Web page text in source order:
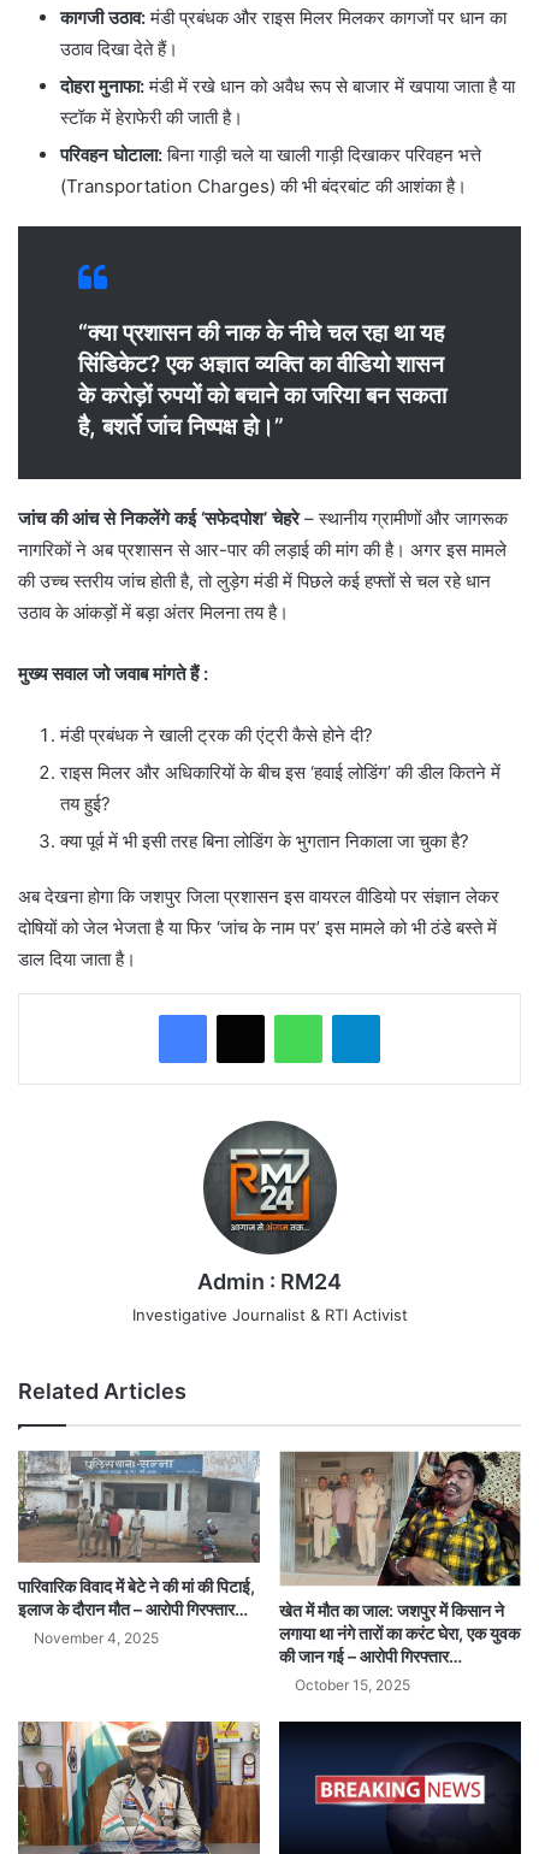
कागजी उठाव:मंडी प्रबंधक और राइस मिलर मिलकर कागजों पर धान का
उठाव दिखा देते हैं।
दोहरा मुनाफा:मंडी में रखे धान को अवैध रूप से बाजार में खपाया जाता है या
स्टॉक में हेराफेरी की जाती है।
परिवहन घोटाला:बिना गाड़ी चले या खाली गाड़ी दिखाकर परिवहन भत्ते
(Transportation Charges) की भी बंदरबांट की आशंका है।
“क्या प्रशासन की नाक के नीचे चल रहा था यह
सिंडिकेट? एक अज्ञात व्यक्ति का वीडियो शासन
के करोड़ों रुपयों को बचाने का जरिया बन सकता
है, बशर्ते जांच निष्पक्ष हो।”
जांच की आंच से निकलेंगे कई ‘सफेदपोश’ चेहरे– स्थानीय ग्रामीणों और जागरूक
नागरिकों ने अब प्रशासन से आर-पार की लड़ाई की मांग की है। अगर इस मामले
की उच्च स्तरीय जांच होती है, तो लुड़ेग मंडी में पिछले कई हफ्तों से चल रहे धान
उठाव के आंकड़ों में बड़ा अंतर मिलना तय है।
मुख्य सवाल जो जवाब मांगते हैं :
​मंडी प्रबंधक ने खाली ट्रक की एंट्री कैसे होने दी?
​राइस मिलर और अधिकारियों के बीच इस ‘हवाई लोडिंग’ की डील कितने में
तय हुई?
​क्या पूर्व में भी इसी तरह बिना लोडिंग के भुगतान निकाला जा चुका है?
​अब देखना होगा कि जशपुर जिला प्रशासन इस वायरल वीडियो पर संज्ञान लेकर
दोषियों को जेल भेजता है या फिर ‘जांच के नाम पर’ इस मामले को भी ठंडे बस्ते में
डाल दिया जाता है।
WhatsAppTelegram
Admin : RM24
Investigative Journalist & RTI Activist
Related Articles
पारिवारिक विवाद में बेटे ने की मां की पिटाई,
इलाज के दौरान मौत – आरोपी गिरफ्तार…
November 4, 2025
खेत में मौत का जाल: जशपुर में किसान ने
लगाया था नंगे तारों का करंट घेरा, एक युवक
की जान गई – आरोपी गिरफ्तार…
October 15, 2025